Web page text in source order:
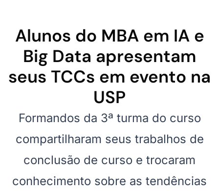
Alunos do MBA em IA e
Big Data apresentam
seus TCCs em evento na
USP
Formandos da 3ª turma do curso
compartilharam seus trabalhos de
conclusão de curso e trocaram
conhecimento sobre as tendências